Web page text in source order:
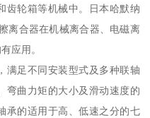
齿轮箱等机械中。日本哈默纳
离合器在机械离合器、电磁离
应用。
满足不同安装型式及多种联轴
弯曲力矩的大小及滑动速度的
承的适用于高、低速之分的七